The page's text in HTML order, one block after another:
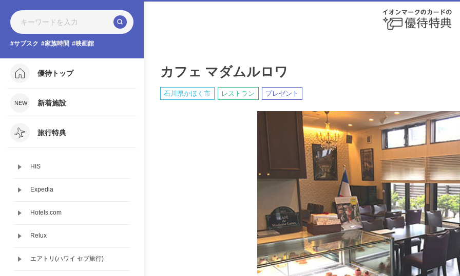
サブスク 家族時間 映画館
優待トップ
新着施設
旅行特典
HIS
Expedia
Hotels.com
Relux
エアトリ(ハワイ セブ旅行)
カフェ マダムルロワ
石川県かほく市 レストラン プレゼント